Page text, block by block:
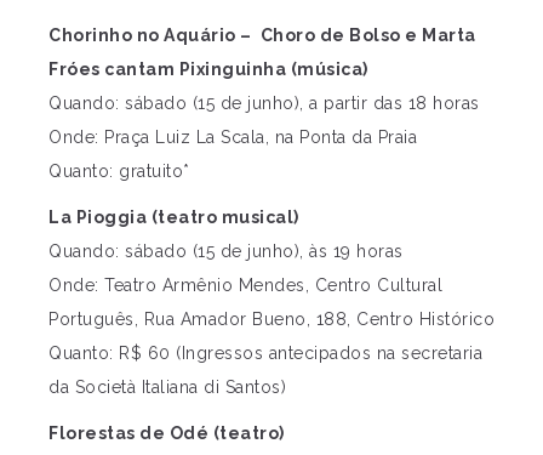
Chorinho no Aquário – Choro de Bolso e Marta
Fróes cantam Pixinguinha (música)
Quando: sábado (15 de junho), a partir das 18 horas
Onde: Praça Luiz La Scala, na Ponta da Praia
Quanto: gratuito*
La Pioggia (teatro musical)
Quando: sábado (15 de junho), às 19 horas
Onde: Teatro Armênio Mendes, Centro Cultural
Português, Rua Amador Bueno, 188, Centro Histórico
Quanto: R$ 60 (Ingressos antecipados na secretaria
da Società Italiana di Santos)
Florestas de Odé (teatro)